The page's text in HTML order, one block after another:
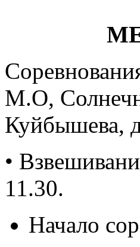
М.О,
Куйбышева,
•
11.30.
Начало